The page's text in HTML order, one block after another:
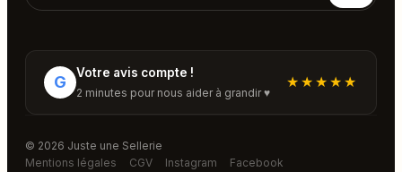
G Votre avis compte !
2 minutes pour nous aider à grandir ♥
★★★★★
© 2026 Juste une Sellerie
Mentions légales
CGV Instagram Facebook